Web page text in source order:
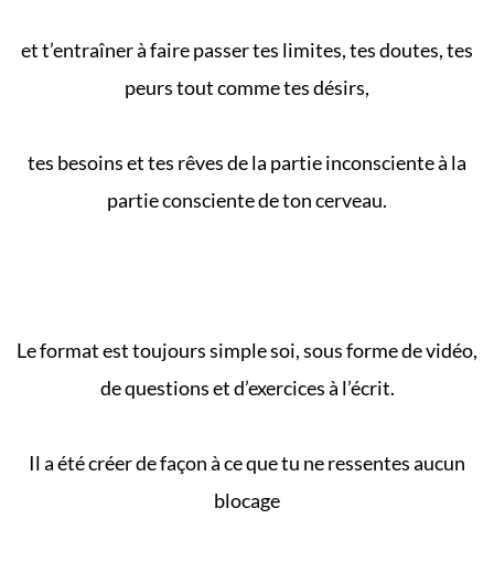
et t’entraîner à faire passer tes limites, tes doutes, tes
peurs tout comme tes désirs,
tes besoins et tes rêves de la partie inconsciente à la
partie consciente de ton cerveau.
Le format est toujours simple soi, sous forme de vidéo,
de questions et d’exercices à l’écrit.
Il a été créer de façon à ce que tu ne ressentes aucun
blocage